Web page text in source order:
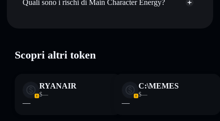
Quali sono i rischi di Main Character Energy?
formativi e non costituiscono una consulenza finanziaria.
Informati sempre autonomamente. Dati forniti da
rugcheck.xyz.
Scopri altri token
RYANAIR
$—
—
C:\MEMES
$—
—